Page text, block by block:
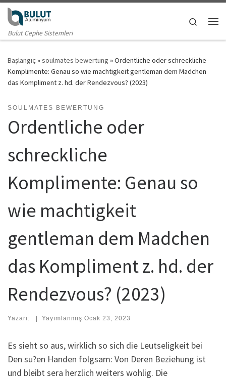
Skip to content
Bulut Cephe Sistemleri
Search
Başlangıç »soulmates bewertung »Ordentliche oder schreckliche
Komplimente: Genau so wie machtigkeit gentleman dem Madchen
das Kompliment z. hd. der Rendezvous? (2023)
SOULMATES BEWERTUNG
Ordentliche oder
schreckliche
Komplimente: Genau so
wie machtigkeit
gentleman dem Madchen
das Kompliment z. hd. der
Rendezvous? (2023)
Yazarı: | Yayımlanmış Ocak 23, 2023
Es sieht so aus, wirklich so sich die Leutseligkeit bei
Den su?en Handen folgsam: Von Deren Beziehung ist
und bleibt sera herzlich weiters wohlig. Die